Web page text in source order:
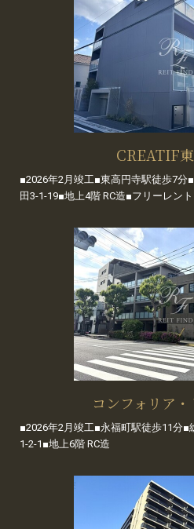
CREATIF
■2026年2月竣工■東高円寺駅徒歩7分
田3-1-19■地上4階 RC造■フリーレント
コンフォリア
■2026年2月竣工■永福町駅徒歩11分
1-2-1■地上6階 RC造